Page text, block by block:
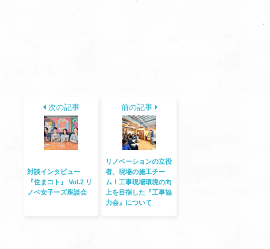
次の記事
対談インタビュー
『住まコト』 Vol.2 リ
ノベ女子ーズ座談会
前の記事
リノベーションの立役
者、現場の施工チー
ム！工事現場環境の向
上を目指した『工事協
力会』について